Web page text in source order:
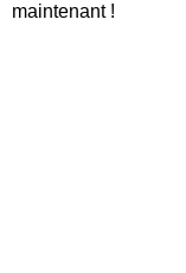
maintenant !